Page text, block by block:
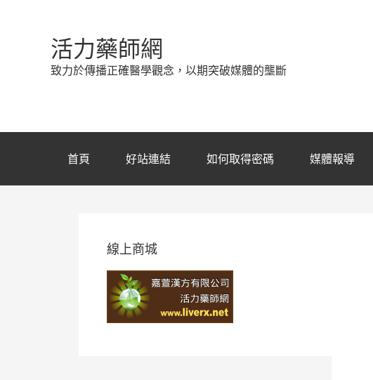
活力藥師網
致力於傳播正確醫學觀念，以期突破媒體的壟斷
首頁 好站連結 如何取得密碼 媒體報導
線上商城